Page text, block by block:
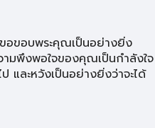
อขอบพระคุณเป็นอย่างยิ่ง
มพึงพอใจของคุณเป็นกำลังใจ
และหวังเป็นอย่างยิ่งว่าจะได้